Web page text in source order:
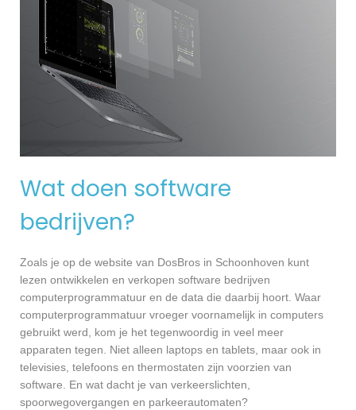
Wat doen software
bedrijven?
Zoals je op de website van DosBros in Schoonhoven kunt
lezen ontwikkelen en verkopen software bedrijven
computerprogrammatuur en de data die daarbij hoort. Waar
computerprogrammatuur vroeger voornamelijk in computers
gebruikt werd, kom je het tegenwoordig in veel meer
apparaten tegen. Niet alleen laptops en tablets, maar ook in
televisies, telefoons en thermostaten zijn voorzien van
software. En wat dacht je van verkeerslichten,
spoorwegovergangen en parkeerautomaten?